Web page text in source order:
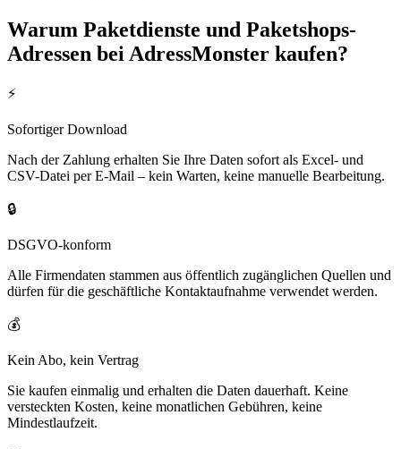
Warum Paketdienste und Paketshops-
Adressen bei AdressMonster kaufen?
⚡
Sofortiger Download
Nach der Zahlung erhalten Sie Ihre Daten sofort als Excel- und
CSV-Datei per E-Mail – kein Warten, keine manuelle Bearbeitung.
🔒
DSGVO-konform
Alle Firmendaten stammen aus öffentlich zugänglichen Quellen und
dürfen für die geschäftliche Kontaktaufnahme verwendet werden.
💰
Kein Abo, kein Vertrag
Sie kaufen einmalig und erhalten die Daten dauerhaft. Keine
versteckten Kosten, keine monatlichen Gebühren, keine
Mindestlaufzeit.